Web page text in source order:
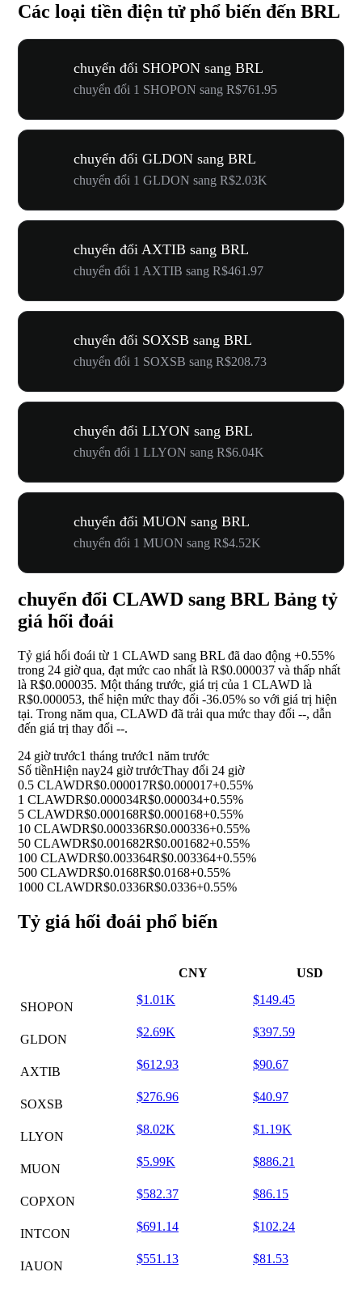
Các loại tiền điện tử phổ biến đến BRL
chuyển đổi SHOPON sang BRL
chuyển đổi 1 SHOPON sang R$761.95
chuyển đổi GLDON sang BRL
chuyển đổi 1 GLDON sang R$2.03K
chuyển đổi AXTIB sang BRL
chuyển đổi 1 AXTIB sang R$461.97
chuyển đổi SOXSB sang BRL
chuyển đổi 1 SOXSB sang R$208.73
chuyển đổi LLYON sang BRL
chuyển đổi 1 LLYON sang R$6.04K
chuyển đổi MUON sang BRL
chuyển đổi 1 MUON sang R$4.52K
chuyển đổi CLAWD sang BRL Bảng tỷ
giá hối đoái
Tỷ giá hối đoái từ 1 CLAWD sang BRL đã dao động +0.55%
trong 24 giờ qua, đạt mức cao nhất là R$0.000037 và thấp nhất
là R$0.000035. Một tháng trước, giá trị của 1 CLAWD là
R$0.000053, thể hiện mức thay đổi -36.05% so với giá trị hiện
tại. Trong năm qua, CLAWD đã trải qua mức thay đổi --, dẫn
đến giá trị thay đổi --.
24 giờ trước1 tháng trước1 năm trước
Số tiềnHiện nay24 giờ trướcThay đổi 24 giờ
0.5 CLAWDR$0.000017R$0.000017+0.55%
1 CLAWDR$0.000034R$0.000034+0.55%
5 CLAWDR$0.000168R$0.000168+0.55%
10 CLAWDR$0.000336R$0.000336+0.55%
50 CLAWDR$0.001682R$0.001682+0.55%
100 CLAWDR$0.003364R$0.003364+0.55%
500 CLAWDR$0.0168R$0.0168+0.55%
1000 CLAWDR$0.0336R$0.0336+0.55%
Tỷ giá hối đoái phổ biến
CNY USD
SHOPON
$1.01K $149.45
GLDON
$2.69K $397.59
AXTIB
$612.93 $90.67
SOXSB
$276.96 $40.97
LLYON
$8.02K $1.19K
MUON
$5.99K $886.21
COPXON
$582.37 $86.15
INTCON
$691.14 $102.24
IAUON
$551.13 $81.53